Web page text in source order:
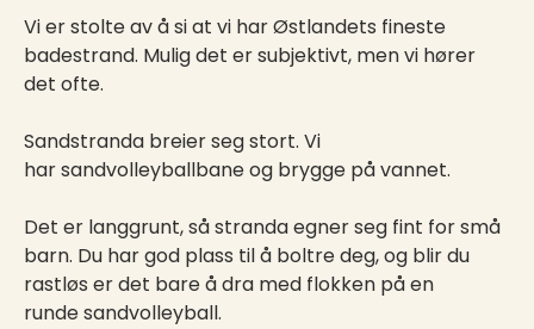
Vi er stolte av å si at vi har Østlandets fineste
badestrand. Mulig det er subjektivt, men vi hører
det ofte.
Sandstranda breier seg stort. Vi
har sandvolleyballbane og brygge på vannet.
Det er langgrunt, så stranda egner seg fint for små
barn. Du har god plass til å boltre deg, og blir du
rastløs er det bare å dra med flokken på en
runde sandvolleyball.